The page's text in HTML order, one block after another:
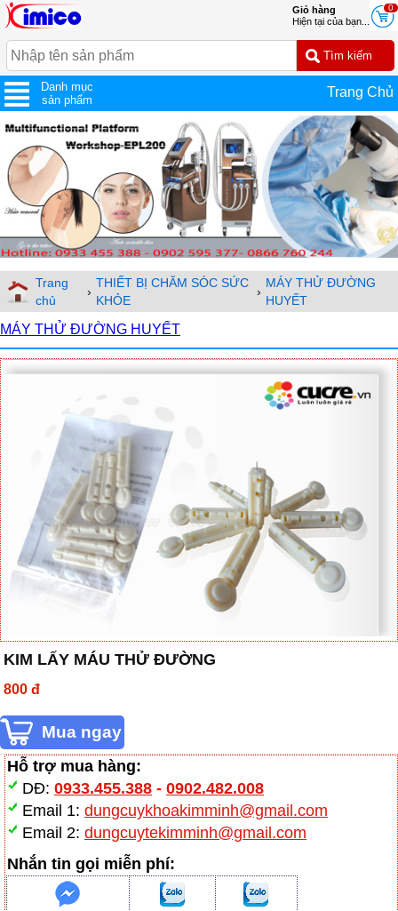
0
Giỏ hàng
Hiện tại của bạn...
Danh mục
sản phẩm
Trang Chủ
Trang
chủ
›
THIẾT BỊ CHĂM SÓC SỨC
KHỎE
›
MÁY THỬ ĐƯỜNG
HUYẾT
MÁY THỬ ĐƯỜNG HUYẾT
KIM LẤY MÁU THỬ ĐƯỜNG
800 đ
Hỗ trợ mua hàng:
DĐ: 0933.455.388- 0902.482.008
Email 1: dungcuykhoakimminh@gmail.com
Email 2: dungcuytekimminh@gmail.com
Nhắn tin gọi miễn phí: